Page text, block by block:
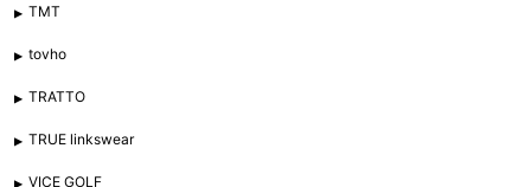
TMT
tovho
TRATTO
TRUE linkswear
VICE GOLF